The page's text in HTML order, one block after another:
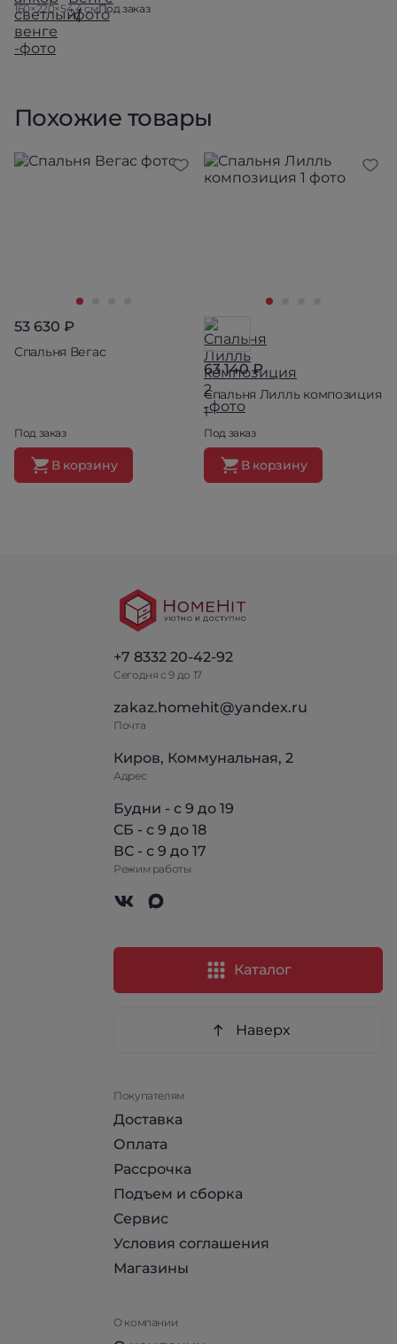
160×220×54.4 смПод заказ
Похожие товары
53 630 ₽
Спальня Вегас
Под заказ
В корзину
63 140 ₽
Спальня Лилль композиция
1
Под заказ
В корзину
+7 8332 20-42-92
Сегодня с 9 до 17
zakaz.homehit@yandex.ru
Почта
Киров, Коммунальная, 2
Адрес
Будни - с 9 до 19
СБ - с 9 до 18
ВС - с 9 до 17
Режим работы
Каталог
Наверх
Покупателям
Доставка
Оплата
Рассрочка
Подъем и сборка
Сервис
Условия соглашения
Магазины
О компании